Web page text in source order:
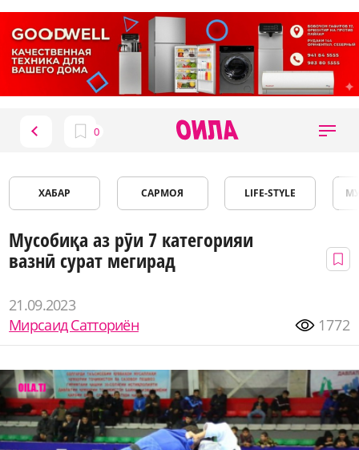
ХАБАР САРМОЯ LIFE-STYLE
Мусобиқа аз рӯи 7 категорияи
вазнӣ сурат мегирад
21.09.2023
Мирсаид Сатториён
1772